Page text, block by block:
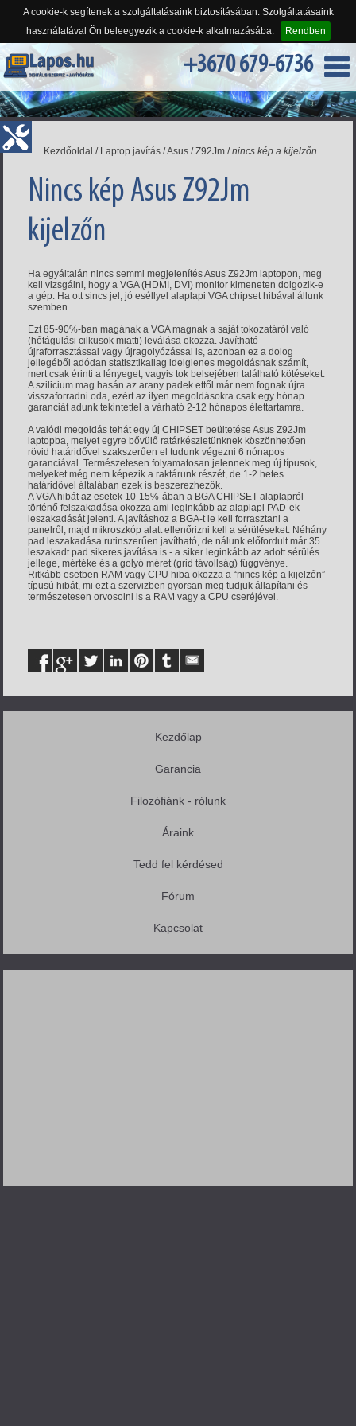
A cookie-k segítenek a szolgáltatásaink biztosításában. Szolgáltatásaink
használatával Ön beleegyezik a cookie-k alkalmazásába.
Rendben
+3670 679-6736
Kezdőoldal / Laptop javítás /Asus /Z92Jm /nincs kép a kijelzőn
Nincs kép Asus Z92Jm
kijelzőn
Ha egyáltalán nincs semmi megjelenítés Asus Z92Jm laptopon, meg
kell vizsgálni, hogy a VGA (HDMI, DVI) monitor kimeneten dolgozik-e
a gép. Ha ott sincs jel, jó eséllyel alaplapi VGA chipset hibával állunk
szemben.
Ezt 85-90%-ban magának a VGA magnak a saját tokozatáról való
(hőtágulási cilkusok miatti) leválása okozza. Javítható
újraforrasztással vagy újragolyózással is, azonban ez a dolog
jellegéből adódan statisztikailag ideiglenes megoldásnak számít,
mert csak érinti a lényeget, vagyis tok belsejében található kötéseket.
A szilicium mag hasán az arany padek ettől már nem fognak újra
visszaforradni oda, ezért az ilyen megoldásokra csak egy hónap
garanciát adunk tekintettel a várható 2-12 hónapos élettartamra.
A valódi megoldás tehát egy új CHIPSET beültetése Asus Z92Jm
laptopba, melyet egyre bővülő ratárkészletünknek köszönhetően
rövid határidővel szakszerűen el tudunk végezni 6 nónapos
garanciával. Természetesen folyamatosan jelennek meg új típusok,
melyeket még nem képezik a raktárunk részét, de 1-2 hetes
határidővel általában ezek is beszerezhezők.
A VGA hibát az esetek 10-15%-ában a BGA CHIPSET alaplapról
történő felszakadása okozza ami leginkább az alaplapi PAD-ek
leszakadását jelenti. A javításhoz a BGA-t le kell forrasztani a
panelről, majd mikroszkóp alatt ellenőrizni kell a sérüléseket. Néhány
pad leszakadása rutinszerűen javítható, de nálunk előfordult már 35
leszakadt pad sikeres javítása is - a siker leginkább az adott sérülés
jellege, mértéke és a golyó méret (grid távollság) függvénye.
Ritkább esetben RAM vagy CPU hiba okozza a “nincs kép a kijelzőn”
típusú hibát, mi ezt a szervizben gyorsan meg tudjuk állapítani és
természetesen orvosolni is a RAM vagy a CPU cseréjével.
Kezdőlap
Garancia
Filozófiánk - rólunk
Áraink
Tedd fel kérdésed
Fórum
Kapcsolat